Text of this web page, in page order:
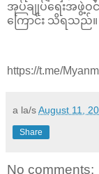
အုပ်ချုပ်‌ရေးအဖွဲ့ဝင်
ကြောင်း သိရသည်။
https://t.me/
a la/sAugust 11,
Share
No comments: